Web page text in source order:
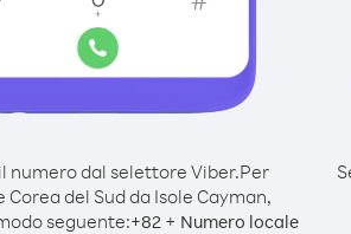
numero dal selettore Viber.Per
Corea del Sud da Isole Cayman,
seguente:+82 + Numero locale